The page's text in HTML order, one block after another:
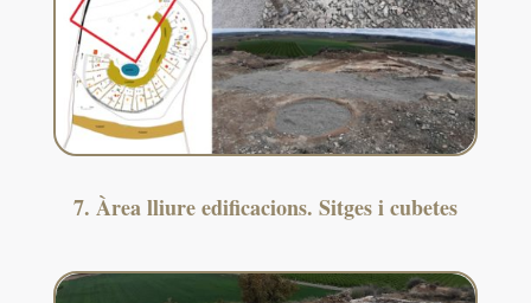
7. Àrea lliure edificacions. Sitges i cubetes